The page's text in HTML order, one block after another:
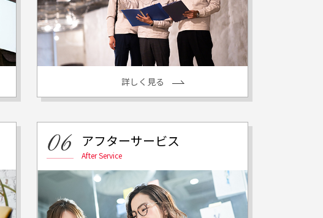
詳しく見る
アフターサービス